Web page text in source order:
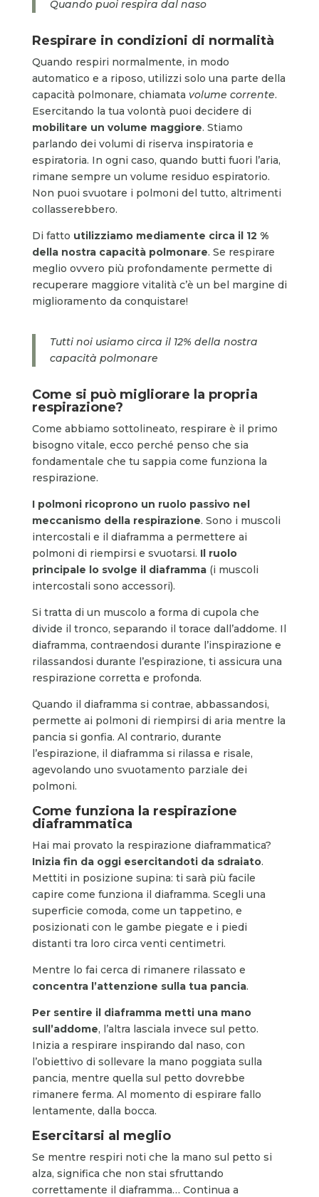
Quando puoi respira dal naso
Respirare in condizioni di normalità
Quando respiri normalmente, in modo
automatico e a riposo, utilizzi solo una parte della
capacità polmonare, chiamata volume corrente.
Esercitando la tua volontà puoi decidere di
mobilitare un volume maggiore. Stiamo
parlando dei volumi di riserva inspiratoria e
espiratoria. In ogni caso, quando butti fuori l’aria,
rimane sempre un volume residuo espiratorio.
Non puoi svuotare i polmoni del tutto, altrimenti
collasserebbero.
Di fatto utilizziamo mediamente circa il 12 %
della nostra capacità polmonare. Se respirare
meglio ovvero più profondamente permette di
recuperare maggiore vitalità c’è un bel margine di
miglioramento da conquistare!
Tutti noi usiamo circa il 12% della nostra
capacità polmonare
Come si può migliorare la propria
respirazione?
Come abbiamo sottolineato, respirare è il primo
bisogno vitale, ecco perché penso che sia
fondamentale che tu sappia come funziona la
respirazione.
I polmoni ricoprono un ruolo passivo nel
meccanismo della respirazione. Sono i muscoli
intercostali e il diaframma a permettere ai
polmoni di riempirsi e svuotarsi. Il ruolo
principale lo svolge il diaframma(i muscoli
intercostali sono accessori).
Si tratta di un muscolo a forma di cupola che
divide il tronco, separando il torace dall’addome. Il
diaframma, contraendosi durante l’inspirazione e
rilassandosi durante l’espirazione, ti assicura una
respirazione corretta e profonda.
Quando il diaframma si contrae, abbassandosi,
permette ai polmoni di riempirsi di aria mentre la
pancia si gonfia. Al contrario, durante
l’espirazione, il diaframma si rilassa e risale,
agevolando uno svuotamento parziale dei
polmoni.
Come funziona la respirazione
diaframmatica
Hai mai provato la respirazione diaframmatica?
Inizia fin da oggi esercitandoti da sdraiato.
Mettiti in posizione supina: ti sarà più facile
capire come funziona il diaframma. Scegli una
superficie comoda, come un tappetino, e
posizionati con le gambe piegate e i piedi
distanti tra loro circa venti centimetri.
Mentre lo fai cerca di rimanere rilassato e
concentra l’attenzione sulla tua pancia.
Per sentire il diaframma metti una mano
sull’addome, l’altra lasciala invece sul petto.
Inizia a respirare inspirando dal naso, con
l’obiettivo di sollevare la mano poggiata sulla
pancia, mentre quella sul petto dovrebbe
rimanere ferma. Al momento di espirare fallo
lentamente, dalla bocca.
Esercitarsi al meglio
Se mentre respiri noti che la mano sul petto si
alza, significa che non stai sfruttando
correttamente il diaframma… Continua a